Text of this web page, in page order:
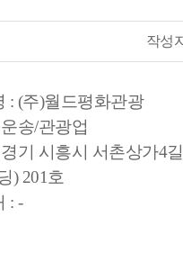
작성
: (주)월드평화관광
운송/관광업
경기 시흥시 서촌상가4
) 201호
: -